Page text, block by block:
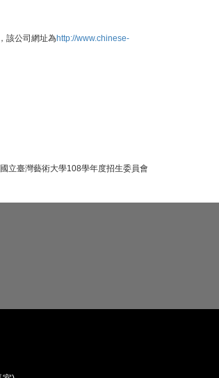
該公司網址為http://www.chinese-
國立臺灣藝術大學108學年度招生委員會